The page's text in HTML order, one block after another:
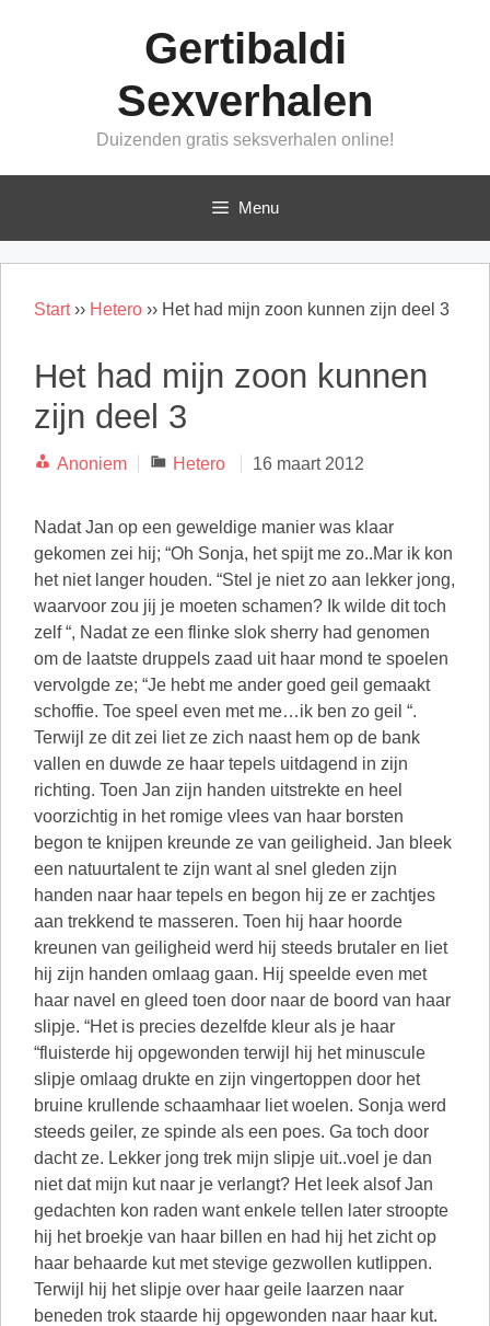
Gertibaldi
Sexverhalen
Duizenden gratis seksverhalen online!
Menu
Start›› Hetero ›› Het had mijn zoon kunnen zijn deel 3
Het had mijn zoon kunnen
zijn deel 3
Anoniem Categorieën
Hetero 16 maart 2012
Nadat Jan op een geweldige manier was klaar
gekomen zei hij; “Oh Sonja, het spijt me zo..Mar ik kon
het niet langer houden. “Stel je niet zo aan lekker jong,
waarvoor zou jij je moeten schamen? Ik wilde dit toch
zelf “, Nadat ze een flinke slok sherry had genomen
om de laatste druppels zaad uit haar mond te spoelen
vervolgde ze; “Je hebt me ander goed geil gemaakt
schoffie. Toe speel even met me…ik ben zo geil “.
Terwijl ze dit zei liet ze zich naast hem op de bank
vallen en duwde ze haar tepels uitdagend in zijn
richting. Toen Jan zijn handen uitstrekte en heel
voorzichtig in het romige vlees van haar borsten
begon te knijpen kreunde ze van geiligheid. Jan bleek
een natuurtalent te zijn want al snel gleden zijn
handen naar haar tepels en begon hij ze er zachtjes
aan trekkend te masseren. Toen hij haar hoorde
kreunen van geiligheid werd hij steeds brutaler en liet
hij zijn handen omlaag gaan. Hij speelde even met
haar navel en gleed toen door naar de boord van haar
slipje. “Het is precies dezelfde kleur als je haar
“fluisterde hij opgewonden terwijl hij het minuscule
slipje omlaag drukte en zijn vingertoppen door het
bruine krullende schaamhaar liet woelen. Sonja werd
steeds geiler, ze spinde als een poes. Ga toch door
dacht ze. Lekker jong trek mijn slipje uit..voel je dan
niet dat mijn kut naar je verlangt? Het leek alsof Jan
gedachten kon raden want enkele tellen later stroopte
hij het broekje van haar billen en had hij het zicht op
haar behaarde kut met stevige gezwollen kutlippen.
Terwijl hij het slipje over haar geile laarzen naar
beneden trok staarde hij opgewonden naar haar kut.